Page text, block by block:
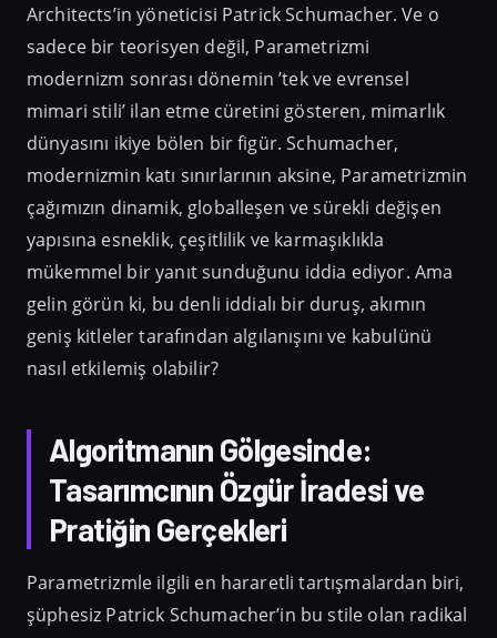
Architects’in yöneticisi Patrick Schumacher. Ve o
sadece bir teorisyen değil, Parametrizmi
modernizm sonrası dönemin ’tek ve evrensel
mimari stili’ ilan etme cüretini gösteren, mimarlık
dünyasını ikiye bölen bir figür. Schumacher,
modernizmin katı sınırlarının aksine, Parametrizmin
çağımızın dinamik, globalleşen ve sürekli değişen
yapısına esneklik, çeşitlilik ve karmaşıklıkla
mükemmel bir yanıt sunduğunu iddia ediyor. Ama
gelin görün ki, bu denli iddialı bir duruş, akımın
geniş kitleler tarafından algılanışını ve kabulünü
nasıl etkilemiş olabilir?
Algoritmanın Gölgesinde:
Tasarımcının Özgür İradesi ve
Pratiğin Gerçekleri
Parametrizmle ilgili en hararetli tartışmalardan biri,
şüphesiz Patrick Schumacher’in bu stile olan radikal